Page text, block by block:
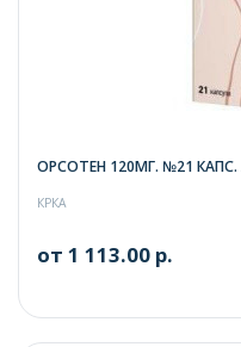
ОРСОТЕН 120МГ. №21 КАПС.
КРКА
от 1 113.00 р.